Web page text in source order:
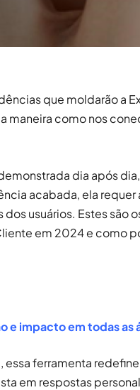
que moldarão a
maneira como nos
dia após
acabada, ela
usuários. Estes são
em 2024 e como
e impacto em todas as
ferramenta
em respostas